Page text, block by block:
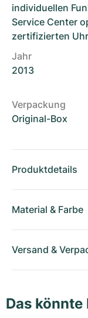
individuellen
Service Center
zertifizierten
Jahr
2013
Verpackung
Original-Box
Produktdetails
Material & Farbe
Versand &
Das